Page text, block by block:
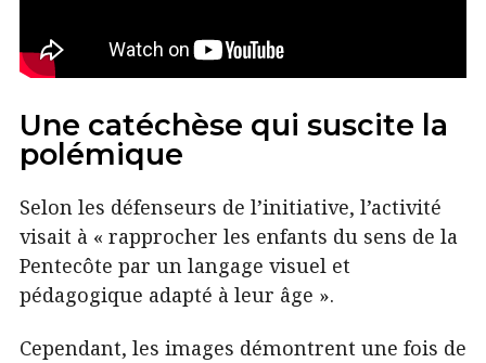
Une catéchèse qui suscite la
polémique
Selon les défenseurs de l’initiative, l’activité
visait à « rapprocher les enfants du sens de la
Pentecôte par un langage visuel et
pédagogique adapté à leur âge ».
Cependant, les images démontrent une fois de